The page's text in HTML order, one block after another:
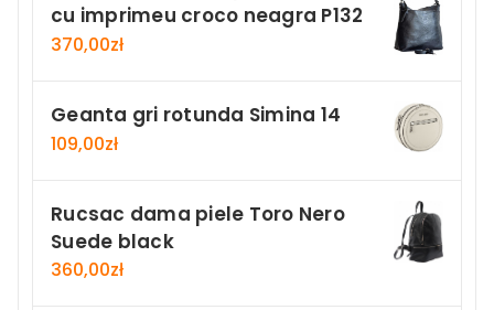
cu imprimeu croco neagra P132
370,00zł
Geanta gri rotunda Simina 14
109,00zł
Rucsac dama piele Toro Nero
Suede black
360,00zł